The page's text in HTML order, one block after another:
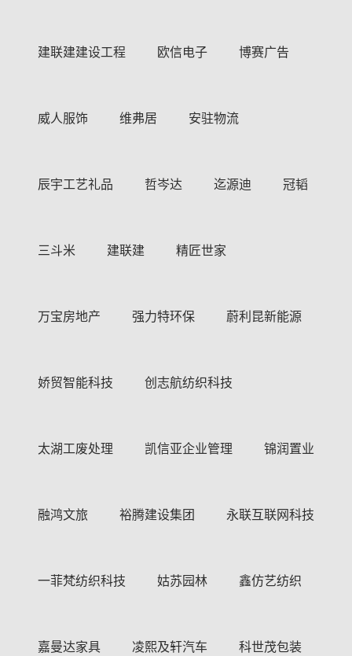
建联建建设工程 欧信电子 博赛广告
威人服饰 维弗居 安驻物流
辰宇工艺礼品 哲岑达 迄源迪 冠韬
三斗米 建联建 精匠世家
万宝房地产 强力特环保 蔚利昆新能源
娇贸智能科技 创志航纺织科技
太湖工废处理 凯信亚企业管理 锦润置业
融鸿文旅 裕腾建设集团 永联互联网科技
一菲梵纺织科技 姑苏园林 鑫仿艺纺织
嘉曼达家具 凌熙及轩汽车 科世茂包装